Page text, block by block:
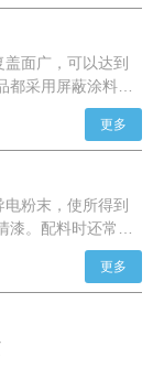
、图书馆、教堂
采用屏蔽涂料做
方国家引进，得到
认证，为出口高
更多
粉末，使所得到
。配料时还常加
使其分散良好。为
末是镍粉。其涂
更多